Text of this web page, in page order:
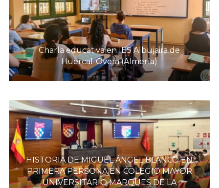
Charla educativa en IES Albujaira de
Huércal-Overa (Almería)
HISTORIA DE MIGUEL ÁNGEL BLANCO EN
PRIMERA PERSONA EN COLEGIO MAYOR
UNIVERSITARIO MARQUES DE LA